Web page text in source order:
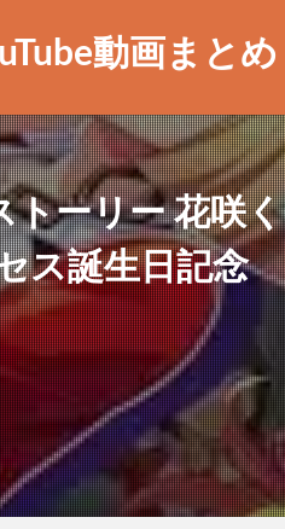
動画まとめ
トーリー 花咲く
ス誕生日記念